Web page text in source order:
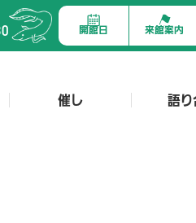
催し 語
開館日 来館案内